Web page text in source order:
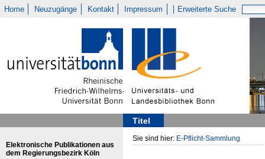
Home Neuzugänge Kontakt Impressum Erweiterte Suche
Titel
Elektronische Publikationen aus
dem Regierungsbezirk Köln
Sie sind hier: E-Pflicht-Sammlung